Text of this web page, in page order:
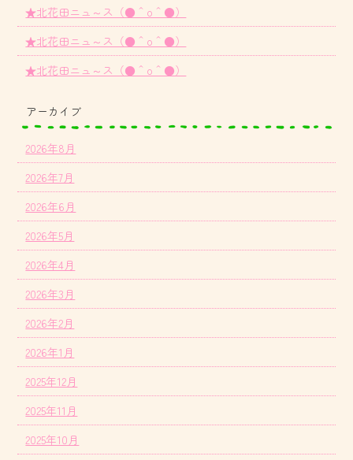
★北花田ニュ～ス（●＾o＾●）
★北花田ニュ～ス（●＾o＾●）
★北花田ニュ～ス（●＾o＾●）
アーカイブ
2026年8月
2026年7月
2026年6月
2026年5月
2026年4月
2026年3月
2026年2月
2026年1月
2025年12月
2025年11月
2025年10月